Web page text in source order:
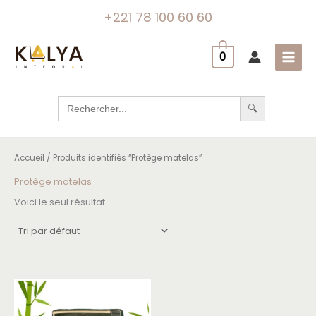
+221 78 100 60 60
0
Search
Accueil / Produits identifiés “Protège matelas”
Protège matelas
Voici le seul résultat
prix :
13
produit